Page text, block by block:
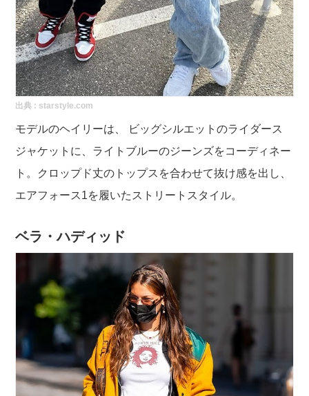
出典 : starstyle.com
モデルのヘイリーは、 ビッグシルエットのライダース
ジャケットに、ライトブルーのジーンズをコーディネー
ト。クロップド丈のトップスを合わせて抜け感を出し、
エアフォース1を履いたストリートスタイル。
ベラ・ハディッド